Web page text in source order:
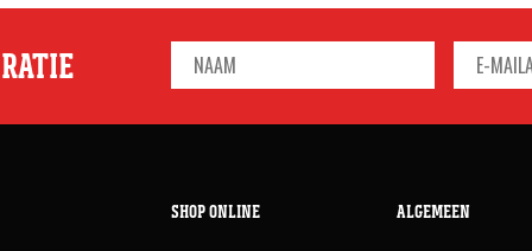
SHOP ONLINE ALGEMEEN